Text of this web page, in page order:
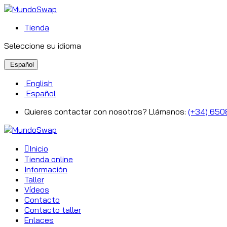
Tienda
Seleccione su idioma
Español
English
Español
Quieres contactar con nosotros? Llámanos: (+34)
Inicio
Tienda online
Información
Taller
Vídeos
Contacto
Contacto taller
Enlaces